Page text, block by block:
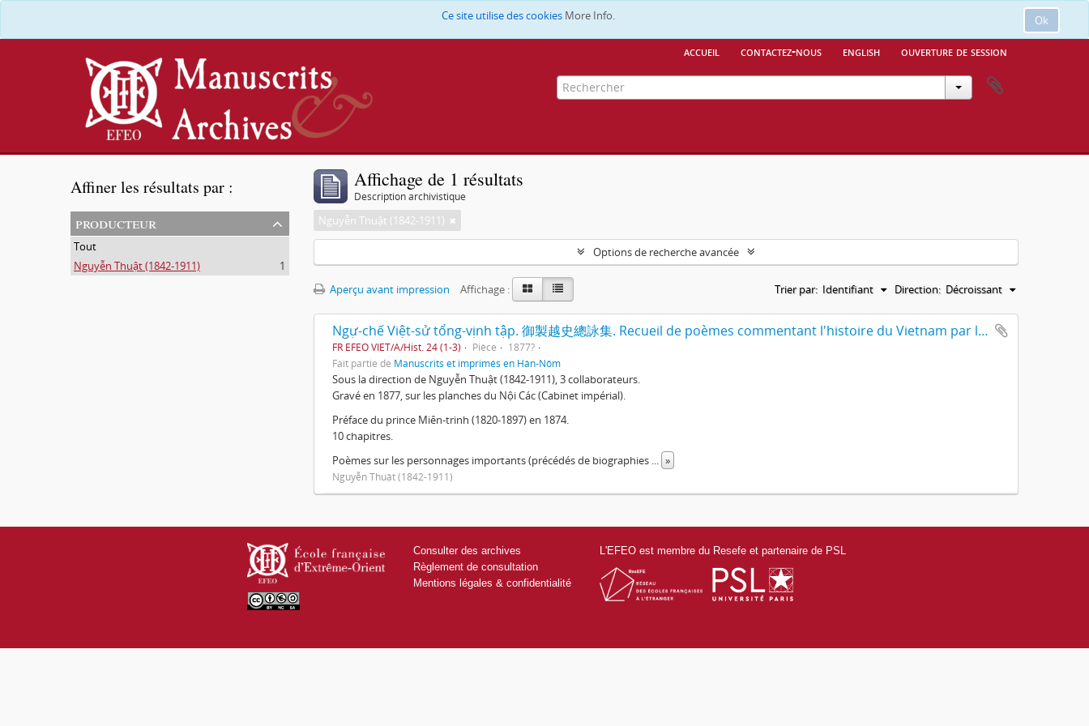
Ok
Ce site utilise des cookies More Info.
accueil contactez-nous english ouverture de session
Affiner les résultats par :
producteur
Tout
Nguyễn Thuật (1842-1911)
1
Affichage de 1 résultats
Description archivistique
Nguyễn Thuật (1842-1911)
Options de recherche avancée
Aperçu avant impression Affichage : Trier par: Identifiant Direction: Décroissant
Ngự-chế Việt-sử tổng-vịnh tập. 御製越史總詠集. Recueil de poèmes commentant l'histoire du Vietnam par l'empereur. [TV-dťrc (1848-1883)].
FR EFEO VIET/A/Hist. 24 (1-3) Pièce
1877?
Fait partie de Manuscrits et imprimés en Hán-Nôm
Sous la direction de Nguyễn Thuật (1842-1911), 3 collaborateurs.
Gravé en 1877, sur les planches du Nội Các (Cabinet impérial).
Préface du prince Miên-trinh (1820-1897) en 1874.
10 chapitres.
Poèmes sur les personnages importants (précédés de biographies ... »
Nguyễn Thuật (1842-1911)
Consulter des archives
Règlement de consultation
Mentions légales & confidentialité
L'EFEO est membre du Resefe et partenaire de PSL